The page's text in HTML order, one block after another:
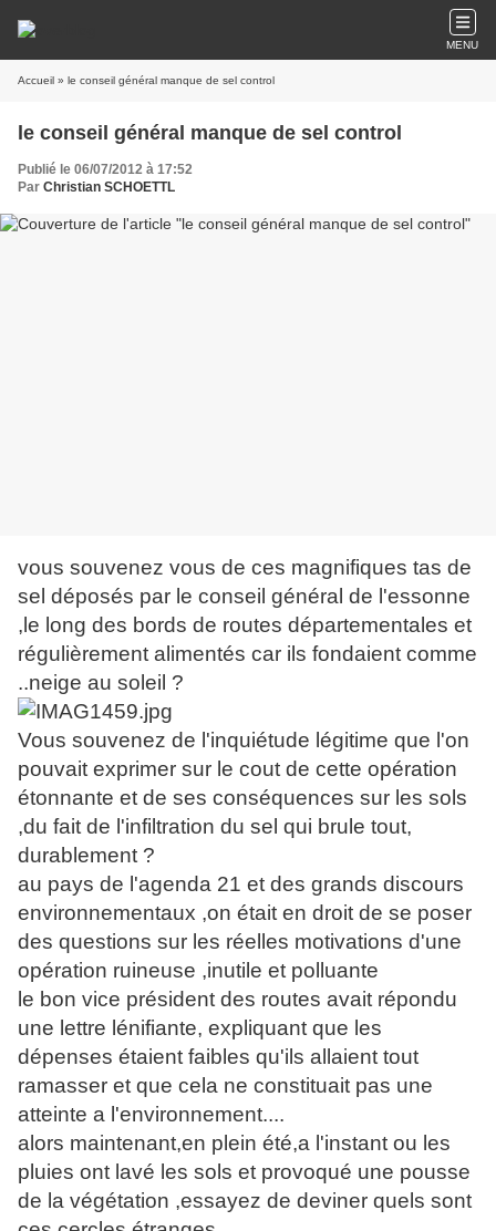
MENU
Accueil » le conseil général manque de sel control
le conseil général manque de sel control
Publié le 06/07/2012 à 17:52
Par Christian SCHOETTL
vous souvenez vous de ces magnifiques tas de
sel déposés par le conseil général de l'essonne
,le long des bords de routes départementales et
régulièrement alimentés car ils fondaient comme
..neige au soleil ?
Vous souvenez de l'inquiétude légitime que l'on
pouvait exprimer sur le cout de cette opération
étonnante et de ses conséquences sur les sols
,du fait de l'infiltration du sel qui brule tout,
durablement ?
au pays de l'agenda 21 et des grands discours
environnementaux ,on était en droit de se poser
des questions sur les réelles motivations d'une
opération ruineuse ,inutile et polluante
le bon vice président des routes avait répondu
une lettre lénifiante, expliquant que les
dépenses étaient faibles qu'ils allaient tout
ramasser et que cela ne constituait pas une
atteinte a l'environnement....
alors maintenant,en plein été,a l'instant ou les
pluies ont lavé les sols et provoqué une pousse
de la végétation ,essayez de deviner quels sont